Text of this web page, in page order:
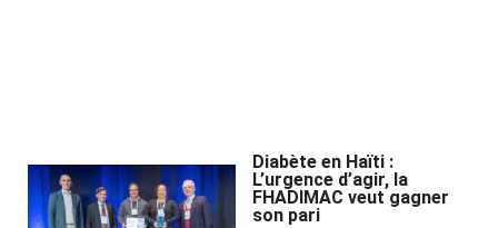
Diabète en Haïti :
L’urgence d’agir, la
FHADIMAC veut gagner
son pari